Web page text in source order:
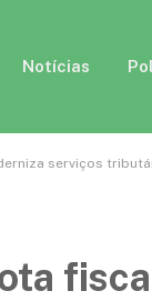
Notícias
serviços